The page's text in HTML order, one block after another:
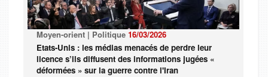
Moyen-orient | Politique 16/03/2026
Etats-Unis : les médias menacés de perdre leur
licence s’ils diffusent des informations jugées «
déformées » sur la guerre contre l'Iran